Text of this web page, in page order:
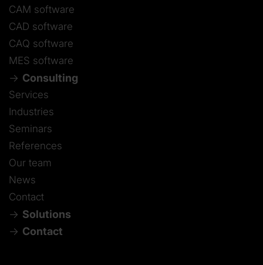
CAM software
CAD software
CAQ software
MES software
Consulting
Services
Industries
Seminars
References
Our team
News
Contact
Solutions
Contact